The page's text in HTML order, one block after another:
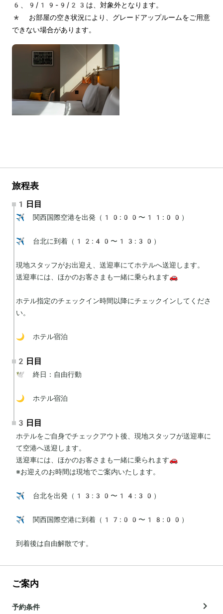
6、9/19-9/23は、対象外となります。
* お部屋の空き状況により、グレードアップルームをご用意
できない場合があります。
旅程表
1日目
✈️ 関西国際空港を出発（10:00〜11:00）
✈️ 台北に到着（12:40〜13:30）
現地スタッフがお出迎え、送迎車にてホテルへ送迎します。
送迎車には、ほかのお客さまも一緒に乗られます🚗
ホテル指定のチェックイン時間以降にチェックインしてくださ
い。
🌙 ホテル宿泊
2日目
🕊 終日：自由行動
🌙 ホテル宿泊
3日目
ホテルをご自身でチェックアウト後、現地スタッフが送迎車に
て空港へ送迎します。
送迎車には、ほかのお客さまも一緒に乗られます🚗
※お迎えのお時間は現地でご案内いたします。
✈️ 台北を出発（13:30〜14:30）
✈️ 関西国際空港に到着（17:00〜18:00）
到着後は自由解散です。
ご案内
予約条件